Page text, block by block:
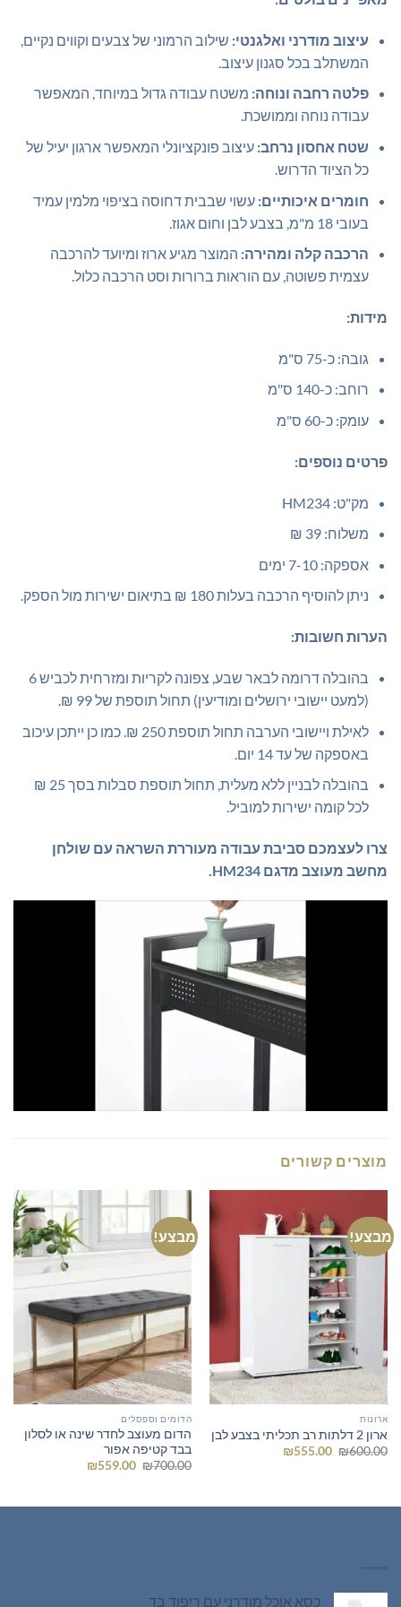
עיצוב מודרני ואלגנטי: שילוב הרמוני של צבעים וקווים נקיים,
המשתלב בכל סגנון עיצוב.
פלטה רחבה ונוחה: משטח עבודה גדול במיוחד, המאפשר
עבודה נוחה וממושכת.
שטח אחסון נרחב: עיצוב פונקציונלי המאפשר ארגון יעיל של
כל הציוד הדרוש.
חומרים איכותיים: עשוי שבבית דחוסה בציפוי מלמין עמיד
בעובי 18 מ"מ, בצבע לבן וחום אגוז.
הרכבה קלה ומהירה: המוצר מגיע ארוז ומיועד להרכבה
עצמית פשוטה, עם הוראות ברורות וסט הרכבה כלול.
מידות:
גובה: כ-75 ס"מ
רוחב: כ-140 ס"מ
עומק: כ-60 ס"מ
פרטים נוספים:
מק"ט: HM234
משלוח: 39 ₪
אספקה: 7-10 ימים
ניתן להוסיף הרכבה בעלות 180 ₪ בתיאום ישירות מול הספק.
הערות חשובות:
בהובלה דרומה לבאר שבע, צפונה לקריות ומזרחית לכביש 6
(למעט יישובי ירושלים ומודיעין) תחול תוספת של 99 ₪.
לאילת ויישובי הערבה תחול תוספת 250 ₪. כמו כן ייתכן עיכוב
באספקה של עד 14 יום.
בהובלה לבניין ללא מעלית, תחול תוספת סבלות בסך 25 ₪
לכל קומה ישירות למוביל.
צרו לעצמכם סביבת עבודה מעוררת השראה עם שולחן
מחשב מעוצב מדגם HM234.
מוצרים קשורים
מבצע!
ארונות
ארון 2 דלתות רב תכליתי בצבע לבן
₪600.00
המחיר ₪555.00
המחיר
מבצע!
הדומים וספסלים
הדום מעוצב לחדר שינה או לסלון
בבד קטיפה אפור
₪700.00
המחיר ₪559.00
המחיר
כסא אוכל מודרני עם ריפוד בד